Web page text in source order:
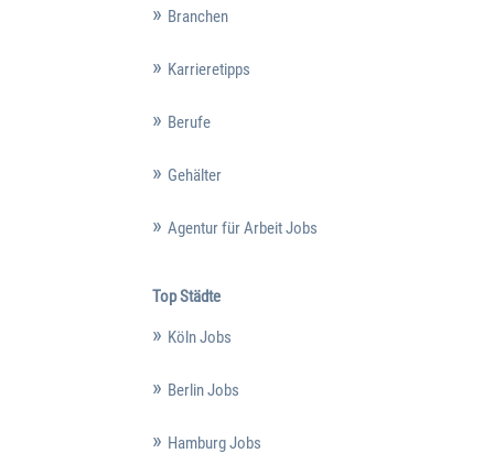
Branchen
Karrieretipps
Berufe
Gehälter
Agentur für Arbeit Jobs
Top Städte
Köln Jobs
Berlin Jobs
Hamburg Jobs